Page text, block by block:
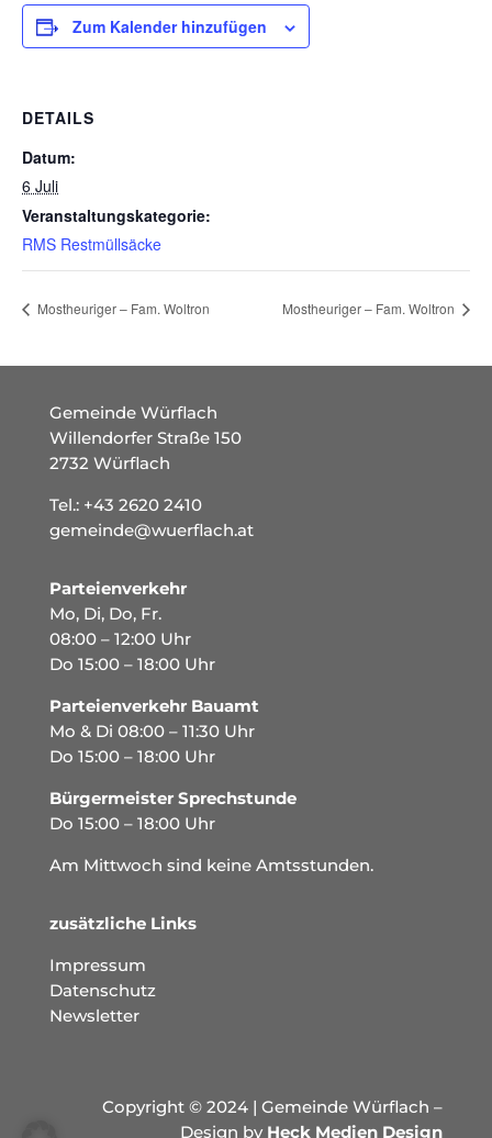
Zum Kalender hinzufügen
DETAILS
Datum:
6 Juli
Veranstaltungskategorie:
RMS Restmüllsäcke
Mostheuriger – Fam. Woltron Mostheuriger – Fam. Woltron
Gemeinde Würflach
Willendorfer Straße 150
2732 Würflach
Tel.: +43 2620 2410
gemeinde@wuerflach.at
Parteienverkehr
Mo, Di, Do, Fr.
08:00 – 12:00 Uhr
Do 15:00 – 18:00 Uhr
Parteienverkehr Bauamt
Mo & Di 08:00 – 11:30 Uhr
Do 15:00 – 18:00 Uhr
Bürgermeister Sprechstunde
Do 15:00 – 18:00 Uhr
Am Mittwoch sind keine Amtsstunden.
zusätzliche Links
Impressum
Datenschutz
Newsletter
Copyright © 2024 | Gemeinde Würflach –
Design by Heck Medien Design